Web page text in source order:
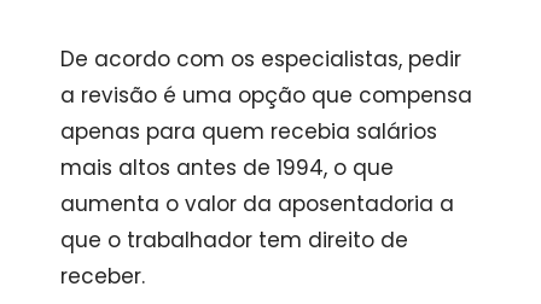
De acordo com os especialistas, pedir
a revisão é uma opção que compensa
apenas para quem recebia salários
mais altos antes de 1994, o que
aumenta o valor da aposentadoria a
que o trabalhador tem direito de
receber.